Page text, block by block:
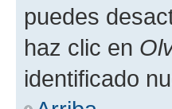
puedes
haz clic en
identificado